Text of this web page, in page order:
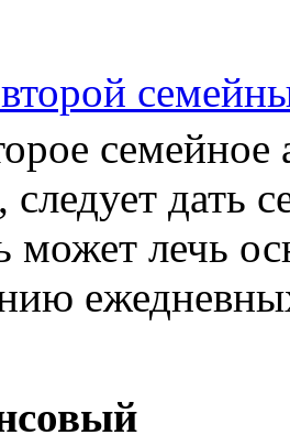
семейное
дать
может лечь